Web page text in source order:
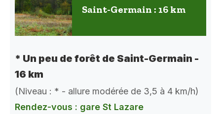
Saint-Germain : 16 km
* Un peu de forêt de Saint-Germain -
16 km
(Niveau : * - allure modérée de 3,5 à 4 km/h)
Rendez-vous : gare St Lazare